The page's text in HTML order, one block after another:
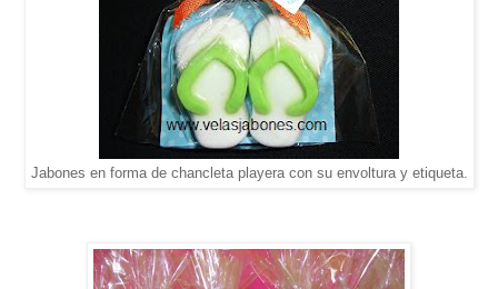
Jabones en forma de chancleta playera con su envoltura y etiqueta.